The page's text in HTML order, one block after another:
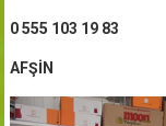
0 555 103 19 83
AFŞİN